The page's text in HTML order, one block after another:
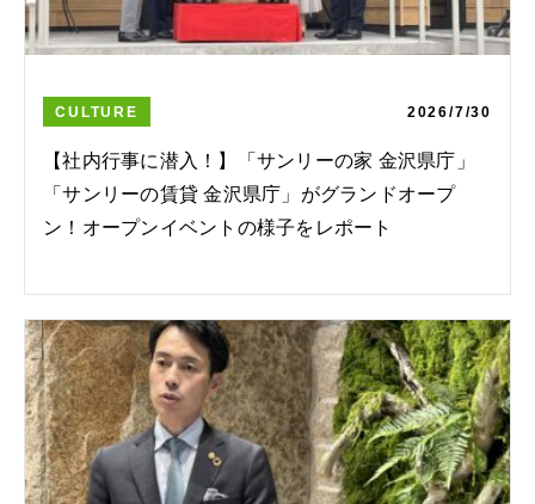
CULTURE 2026/7/30
【社内行事に潜入！】「サンリーの家 金沢県庁」
「サンリーの賃貸 金沢県庁」がグランドオープ
ン！オープンイベントの様子をレポート